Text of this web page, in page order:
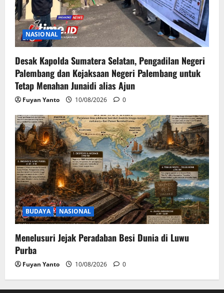
NASIONAL
Desak Kapolda Sumatera Selatan, Pengadilan Negeri
Palembang dan Kejaksaan Negeri Palembang untuk
Tetap Menahan Junaidi alias Ajun
Fuyan Yanto 10/08/2026 0
BUDAYA NASIONAL
Menelusuri Jejak Peradaban Besi Dunia di Luwu
Purba
Fuyan Yanto 10/08/2026 0